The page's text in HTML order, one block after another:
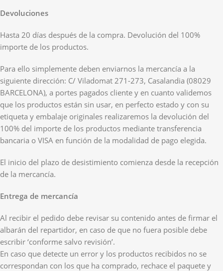
Devoluciones
Hasta 20 días después de la compra. Devolución del 100%
importe de los productos.
Para ello simplemente deben enviarnos la mercancía a la
siguiente dirección: C/ Viladomat 271-273, Casalandia (08029
BARCELONA), a portes pagados cliente y en cuanto validemos
que los productos están sin usar, en perfecto estado y con su
etiqueta y embalaje originales realizaremos la devolución del
100% del importe de los productos mediante transferencia
bancaria o VISA en función de la modalidad de pago elegida.
El inicio del plazo de desistimiento comienza desde la recepción
de la mercancía.
Entrega de mercancía
Al recibir el pedido debe revisar su contenido antes de firmar el
albarán del repartidor, en caso de que no fuera posible debe
escribir ‘conforme salvo revisión’.
En caso que detecte un error y los productos recibidos no se
correspondan con los que ha comprado, rechace el paquete y